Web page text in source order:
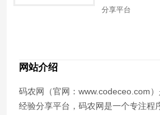
分享平台
网站介绍
码农网（官网：www.codeceo.com
经验分享平台，码农网是一个专注程